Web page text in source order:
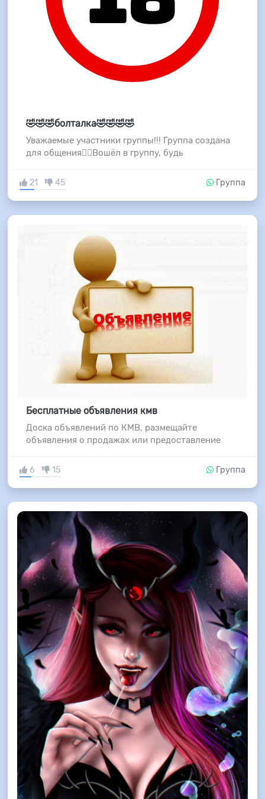
🤣🤣🤣болталка🤣🤣🤣🤣
Уважаемые участники группы!!! Группа создана
для общения☝🏻Вошёл в группу, будь
21 45 Группа
Бесплатные объявления кмв
Доска объявлений по КМВ, размещайте
объявления о продажах или предоставление
6 15 Группа